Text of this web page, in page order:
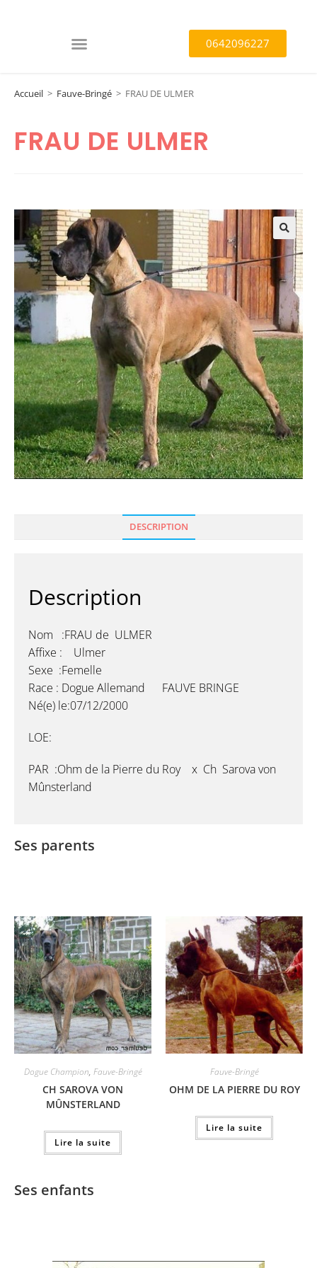
0642096227
Accueil > Fauve-Bringé > FRAU DE ULMER
FRAU DE ULMER
🔍
DESCRIPTION
Description
Nom :FRAU de ULMER
Affixe : Ulmer
Sexe :Femelle
Race : Dogue Allemand FAUVE BRINGE
Né(e) le:07/12/2000
LOE:
PAR :Ohm de la Pierre du Roy x Ch Sarova von
Mûnsterland
Ses parents
Dogue Champion, Fauve-Bringé
CH SAROVA VON
MÛNSTERLAND
Lire la suite
Fauve-Bringé
OHM DE LA PIERRE DU ROY
Lire la suite
Ses enfants